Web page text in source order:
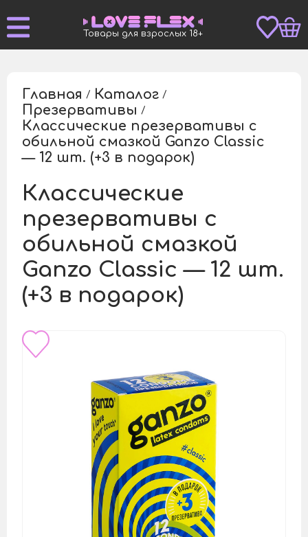
Товары для взрослых 18+
Главная / Каталог /
Презервативы /
Классические презервативы с
обильной смазкой Ganzo Classic
— 12 шт. (+3 в подарок)
Классические
презервативы с
обильной смазкой
Ganzo Classic — 12 шт.
(+3 в подарок)